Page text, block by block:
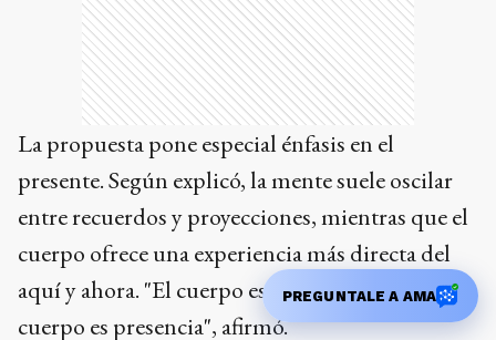
La propuesta pone especial énfasis en el
presente. Según explicó, la mente suele oscilar
entre recuerdos y proyecciones, mientras que el
cuerpo ofrece una experiencia más directa del
aquí y ahora. "El cuerpo es transparente, el
cuerpo es presencia", afirmó.
PREGUNTALE A AMA